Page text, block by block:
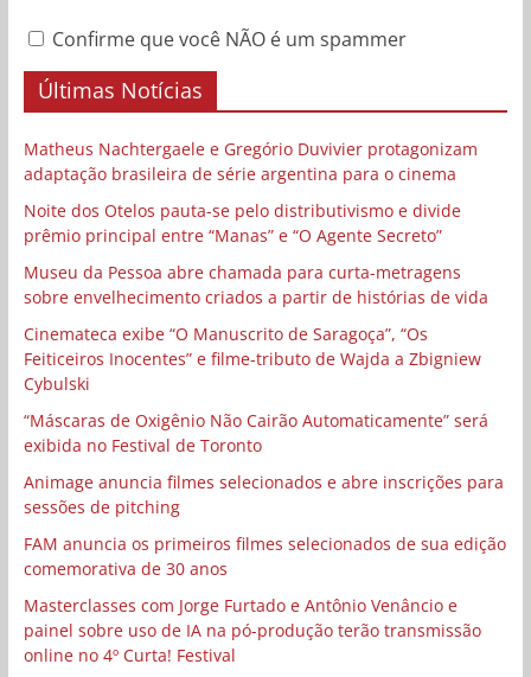
Confirme que você NÃO é um spammer
Últimas Notícias
Matheus Nachtergaele e Gregório Duvivier protagonizam
adaptação brasileira de série argentina para o cinema
Noite dos Otelos pauta-se pelo distributivismo e divide
prêmio principal entre “Manas” e “O Agente Secreto”
Museu da Pessoa abre chamada para curta-metragens
sobre envelhecimento criados a partir de histórias de vida
Cinemateca exibe “O Manuscrito de Saragoça”, “Os
Feiticeiros Inocentes” e filme-tributo de Wajda a Zbigniew
Cybulski
“Máscaras de Oxigênio Não Cairão Automaticamente” será
exibida no Festival de Toronto
Animage anuncia filmes selecionados e abre inscrições para
sessões de pitching
FAM anuncia os primeiros filmes selecionados de sua edição
comemorativa de 30 anos
Masterclasses com Jorge Furtado e Antônio Venâncio e
painel sobre uso de IA na pó-produção terão transmissão
online no 4º Curta! Festival